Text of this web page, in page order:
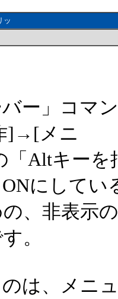
ッ
バー」コ
]→[メニ
「Altキー
にしてい
、非表示
。
は、メニ